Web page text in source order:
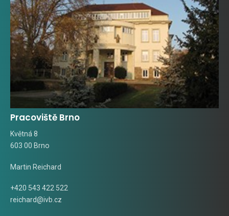
Pracoviště Brno
Květná 8
603 00 Brno
Martin Reichard
+420 543 422 522
reichard@ivb.cz